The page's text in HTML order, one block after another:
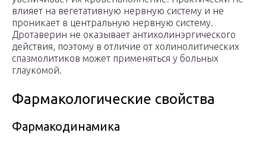
влияет на вегетативную нервную систему и не
проникает в центральную нервную систему.
Дротаверин не оказывает антихолинэргического
действия, поэтому в отличие от холинолитических
спазмолитиков может применяться у больных
глаукомой.
Фармакологические свойства
Фармакодинамика